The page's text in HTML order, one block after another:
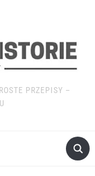
PRZEPISY –